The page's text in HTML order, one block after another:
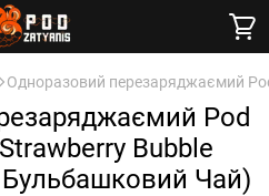
Одноразовий перезаряджаємий
Pod
Bubble
Чай)